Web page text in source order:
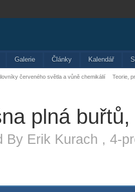
Galerie Články Kalendář
červeného světla a vůně chemikálií Teorie,
plná
By Erik Kurach , 4-